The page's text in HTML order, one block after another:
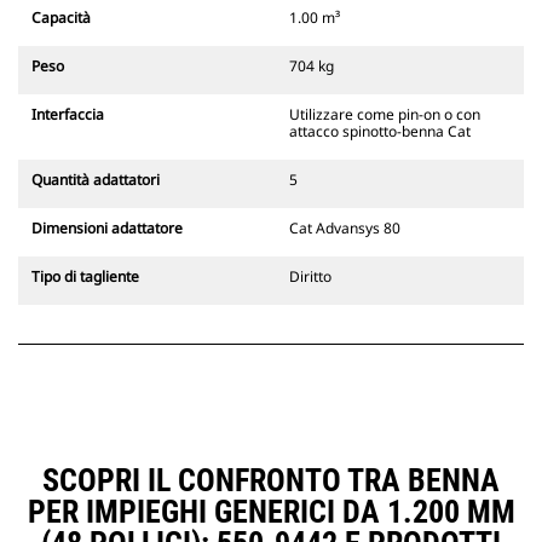
Cat sono compatibili con gli
gli escavatori gommati. Sono
larghezze per scavo di fossati.
sistema di attacco dedicato CW
fisse. Gli attacchi dedicati CW
bloccaggio a cuneo per mantenere
disponibili per tutti gli escavatori
Capacità 1.00 m³
Peso 704 kg
Interfaccia
Utilizzare come pin-on o con
attacco spinotto-benna Cat
Quantità adattatori 5
Dimensioni adattatore Cat Advansys 80
Tipo di tagliente Diritto
SCOPRI IL CONFRONTO TRA BENNA
PER IMPIEGHI GENERICI DA 1.200 MM